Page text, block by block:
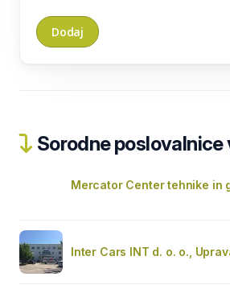
Sorodne poslovalnice
Mercator Center tehnike in
Inter Cars INT d. o. o.,